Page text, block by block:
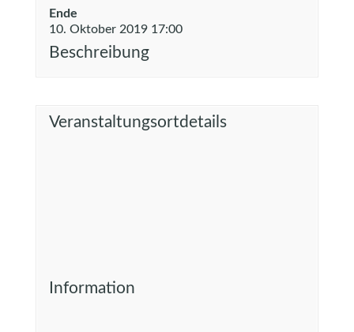
Ende
10. Oktober 2019 17:00
Beschreibung
Veranstaltungsortdetails
Information